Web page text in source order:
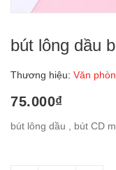
bút lông dầu
Thương hiệu: Văn
75.000₫
bút lông dầu , bút CD